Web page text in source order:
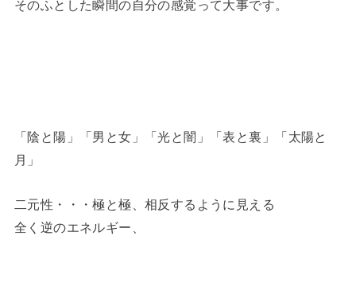
そのふとした瞬間の自分の感覚って大事です。
「陰と陽」「男と女」「光と闇」「表と裏」「太陽と
月」
二元性・・・極と極、相反するように見える
全く逆のエネルギー、